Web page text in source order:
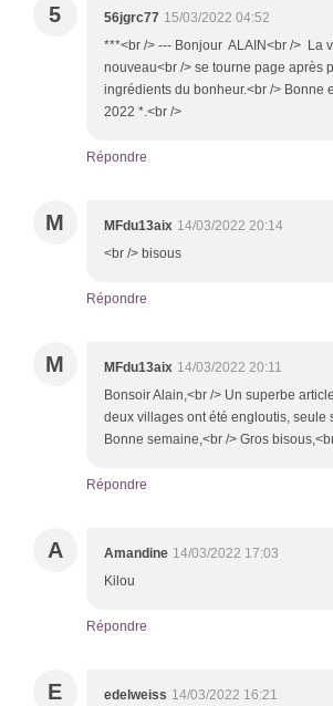
5 56jgrc77 15/03/2022 04:52
***<br /> --- Bonjour ALAIN<br /> La
nouveau<br /> se tourne page après
ingrédients du bonheur.<br /> Bonne
2022 *.<br />
Répondre
M MFdu13aix 14/03/2022 20:14
<br /> bisous
Répondre
M MFdu13aix 14/03/2022 20:11
Bonsoir Alain,<br /> Un superbe
deux villages ont été engloutis, seule
Bonne semaine,<br /> Gros
Répondre
A Amandine 14/03/2022 17:03
Kilou
Répondre
E edelweiss 14/03/2022 16:21